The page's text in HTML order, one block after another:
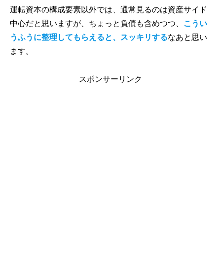
運転資本の構成要素以外では、通常見るのは資産サイド
中心だと思いますが、ちょっと負債も含めつつ、 こうい
うふうに整理してもらえると、スッキリするなあと思い
ます。
スポンサーリンク